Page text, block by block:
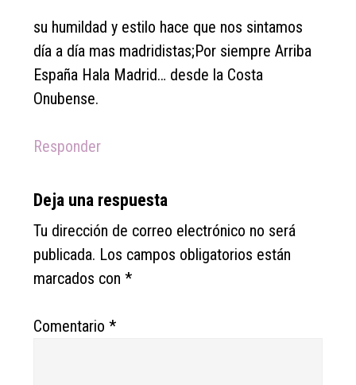
su humildad y estilo hace que nos sintamos
día a día mas madridistas;Por siempre Arriba
España Hala Madrid… desde la Costa
Onubense.
Responder
Deja una respuesta
Tu dirección de correo electrónico no será
publicada. Los campos obligatorios están
marcados con*
Comentario*